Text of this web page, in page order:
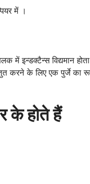
में ।
चालक में इन्डक्टैन्स
करने के लिए एक पुर्जे का रूप
के होते हैं